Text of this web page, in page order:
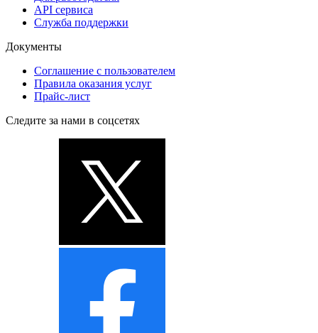
API сервиса
Служба поддержки
Документы
Соглашение с пользователем
Правила оказания услуг
Прайс-лист
Следите за нами в соцсетях